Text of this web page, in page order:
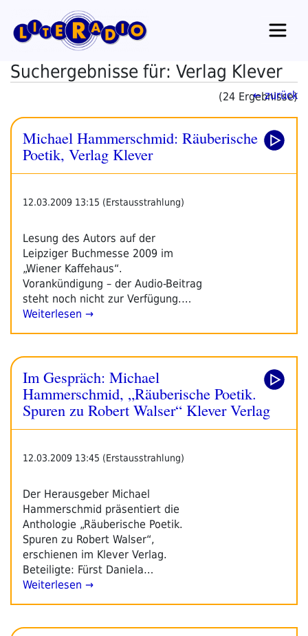
Inhalt
springen
Suchergebnisse für: Verlag Klever
(24 Ergebnisse)
← zurück
Michael Hammerschmid: Räuberische
Poetik, Verlag Klever
12.03.2009 13:15 (Erstausstrahlung)
Lesung des Autors auf der
Leipziger Buchmesse 2009 im
„Wiener Kaffehaus“.
Vorankündigung – der Audio-Beitrag
steht noch nicht zur Verfügung.…
Weiterlesen →
Im Gespräch: Michael
Hammerschmid, „Räuberische Poetik.
Spuren zu Robert Walser“ Klever Verlag
12.03.2009 13:45 (Erstausstrahlung)
Der Herausgeber Michael
Hammerschmid präsentiert die
Anthologie „Räuberische Poetik.
Spuren zu Robert Walser“,
erschienen im Klever Verlag.
Beteiligte: Fürst Daniela…
Weiterlesen →